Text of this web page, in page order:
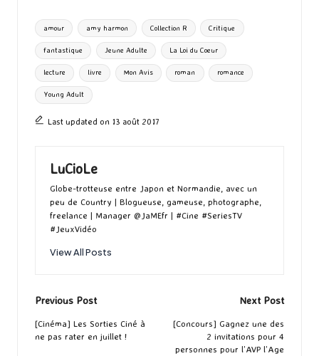
o
o
k
d
o
n
l
ky bl
r
ta
g
er
Tags:
amour amy harmon Collection R Critique
fantastique Jeune Adulte La Loi du Coeur
lecture livre Mon Avis roman romance
Young Adult
Last updated on 13 août 2017
LuCioLe
Globe-trotteuse entre Japon et Normandie, avec un
peu de Country | Blogueuse, gameuse, photographe,
freelance | Manager @JaMEfr | #Cine #SeriesTV
#JeuxVidéo
View All Posts
Post
navigation
Previous Post
[Cinéma] Les Sorties Ciné à
ne pas rater en juillet !
Next Post
[Concours] Gagnez une des
2 invitations pour 4
personnes pour l’AVP l’Age